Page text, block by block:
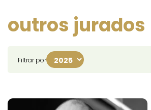
outros jurados
Filtrar por